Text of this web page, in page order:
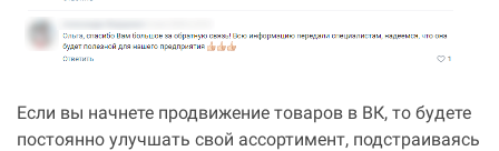
Если вы начнете продвижение товаров в ВК, то будете
постоянно улучшать свой ассортимент, подстраиваясь